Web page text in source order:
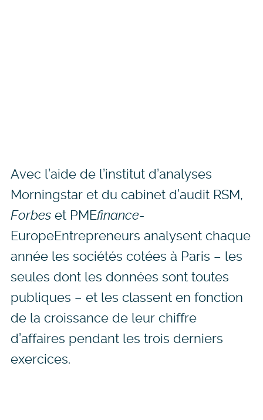
Avec l’aide de l’institut d’analyses
Morningstar et du cabinet d’audit RSM,
Forbeset PMEfinance-
EuropeEntrepreneurs analysent chaque
année les sociétés cotées à Paris – les
seules dont les données sont toutes
publiques – et les classent en fonction
de la croissance de leur chiffre
d’affaires pendant les trois derniers
exercices.